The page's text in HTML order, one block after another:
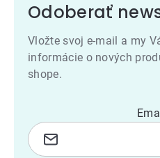
Odoberať
Vložte svoj e-mail a my
informácie o nových
shope.